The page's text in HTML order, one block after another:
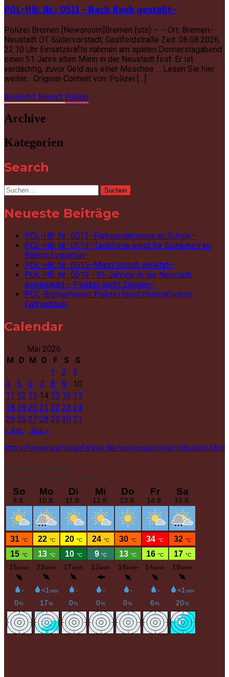
POL-HB: Nr.: 0511 –Nach Raub gestellt–
Polizei Bremen [Newsroom]Bremen (ots) – – Ort: Bremen-
Neustadt OT Südervorstadt, Gastfeldstraße Zeit: 06.08.2026,
22:10 Uhr Einsatzkräfte nahmen am späten Donnerstagabend
einen 51 Jahre alten Mann in der Neustadt fest. Er ist
verdächtig, zuvor Geld aus einer Moschee … Lesen Sie hier
weiter… Original-Content von: Polizei […]
Blaulicht Report Polizei
Archive
Kategorien
Search
Suchen
Neueste Beiträge
POL-HB: Nr.: 0513–Farbvandalismus an Schule–
POL-HB: Nr.: 0514–Taskforce sorgt für Sicherheit im
Bahnhofsquartier–
POL-HB: Nr.: 0515–Mann tödlich verletzt–
POL-HB: Nr.: 0510 –93-Jährige in der Neustadt
ausgeraubt – Polizei sucht Zeugen–
POL-Bremerhaven: Polizei fasst mutmaßlichen
Fahrraddieb
Calendar
Mai 2026
M
D M D F S
S
1
2
3
4
5 6 7 8 9
10
11 12 13 14 15 16 17
18 19 20 21 22 23 24
25 26 27 28 29 30 31
« Apr. Juni »
https://www.wettergefahren.de/warnungen/warnsituation.html